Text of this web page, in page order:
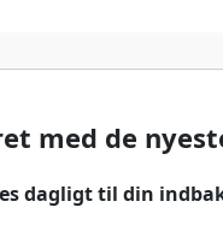
med de
dagligt til din